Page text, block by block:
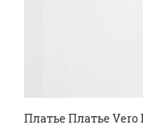
Платье Платье Vero